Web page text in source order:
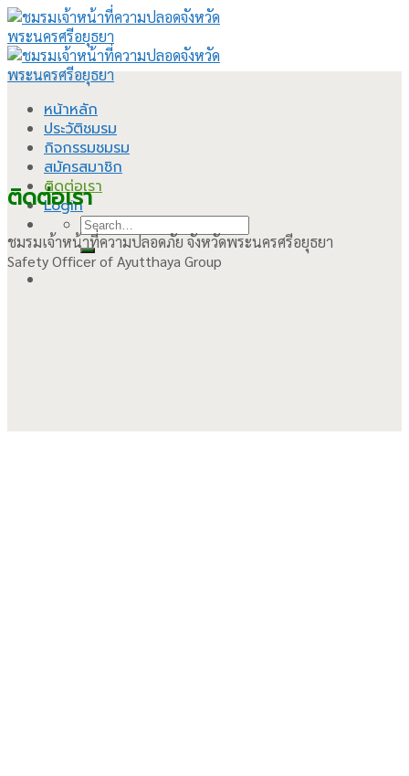
Skip
to
content
หน้าหลัก
ประวัติชมรม
กิจกรรมชมรม
สมัครสมาชิก
ติดต่อเรา
Login
Search
for:
ติดต่อเรา
ชมรมเจ้าหน้าที่ความปลอดภัย จังหวัดพระนครศรีอยุธยา
Safety Officer of Ayutthaya Group